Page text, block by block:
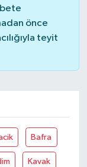
önce
teyit
Bafra
Kavak